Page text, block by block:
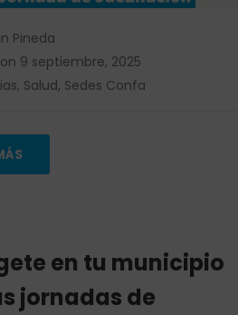
Pineda
9 septiembre, 2025
, Salud, Sedes Confa
en tu municipio
jornadas de